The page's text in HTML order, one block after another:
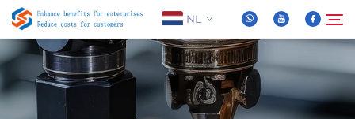
NL
Over Ons
Zoeken